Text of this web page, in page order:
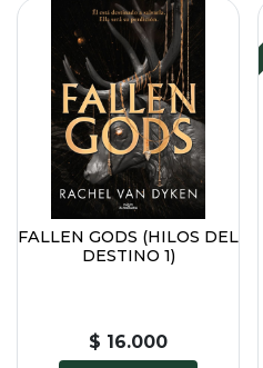
FALLEN GODS (HILOS DEL
DESTINO 1)
$ 16.000